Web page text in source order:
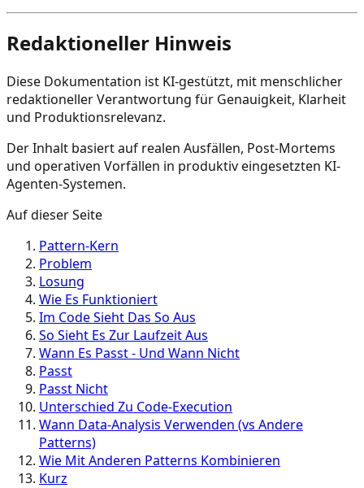
Redaktioneller Hinweis
Diese Dokumentation ist KI-gestützt, mit menschlicher
redaktioneller Verantwortung für Genauigkeit, Klarheit
und Produktionsrelevanz.
Der Inhalt basiert auf realen Ausfällen, Post-Mortems
und operativen Vorfällen in produktiv eingesetzten KI-
Agenten-Systemen.
Auf dieser Seite
Pattern-Kern
Problem
Losung
Wie Es Funktioniert
Im Code Sieht Das So Aus
So Sieht Es Zur Laufzeit Aus
Wann Es Passt - Und Wann Nicht
Passt
Passt Nicht
Unterschied Zu Code-Execution
Wann Data-Analysis Verwenden (vs Andere
Patterns)
Wie Mit Anderen Patterns Kombinieren
Kurz